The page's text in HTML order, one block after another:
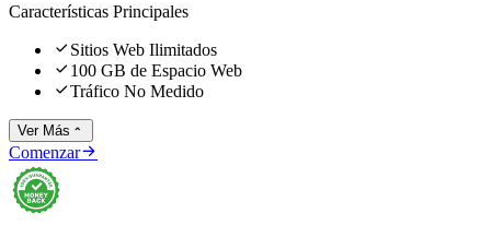
Características Principales
 Sitios Web Ilimitados
 100 GB de Espacio Web
Tráfico No Medido
Ver Más 
Comenzar